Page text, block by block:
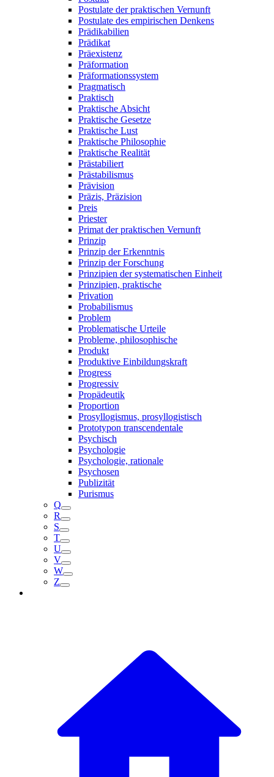
Postulate der praktischen Vernunft
Postulate des empirischen Denkens
Prädikabilien
Prädikat
Präexistenz
Präformation
Präformationssystem
Pragmatisch
Praktisch
Praktische Absicht
Praktische Gesetze
Praktische Lust
Praktische Philosophie
Praktische Realität
Prästabiliert
Prästabilismus
Prävision
Präzis, Präzision
Preis
Priester
Primat der praktischen Vernunft
Prinzip
Prinzip der Erkenntnis
Prinzip der Forschung
Prinzipien der systematischen Einheit
Prinzipien, praktische
Privation
Probabilismus
Problem
Problematische Urteile
Probleme, philosophische
Produkt
Produktive Einbildungskraft
Progress
Progressiv
Propädeutik
Proportion
Prosyllogismus, prosyllogistisch
Prototypon transcendentale
Psychisch
Psychologie
Psychologie, rationale
Psychosen
Publizität
Purismus
Q
R
S
T
U
V
W
Z